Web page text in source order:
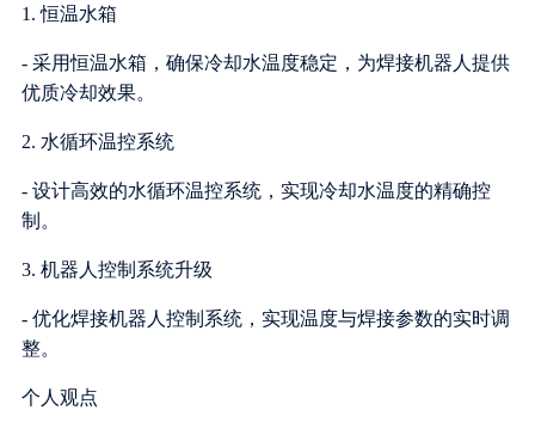
1. 恒温水箱
- 采用恒温水箱，确保冷却水温度稳定，为焊接机器人提供
优质冷却效果。
2. 水循环温控系统
- 设计高效的水循环温控系统，实现冷却水温度的精确控
制。
3. 机器人控制系统升级
- 优化焊接机器人控制系统，实现温度与焊接参数的实时调
整。
个人观点